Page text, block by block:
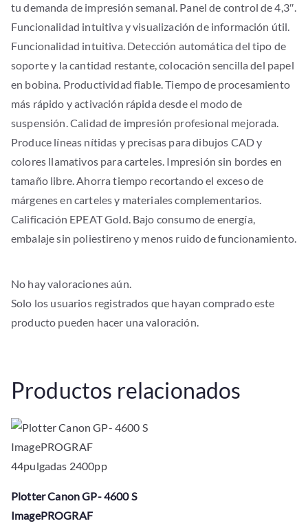
tu demanda de impresión semanal. Panel de control de 4,3″.
Funcionalidad intuitiva y visualización de información útil.
Funcionalidad intuitiva. Detección automática del tipo de
soporte y la cantidad restante, colocación sencilla del papel
en bobina. Productividad fiable. Tiempo de procesamiento
más rápido y activación rápida desde el modo de
suspensión. Calidad de impresión profesional mejorada.
Produce líneas nítidas y precisas para dibujos CAD y
colores llamativos para carteles. Impresión sin bordes en
tamaño libre. Ahorra tiempo recortando el exceso de
márgenes en carteles y materiales complementarios.
Calificación EPEAT Gold. Bajo consumo de energía,
embalaje sin poliestireno y menos ruido de funcionamiento.
No hay valoraciones aún.
Solo los usuarios registrados que hayan comprado este
producto pueden hacer una valoración.
Productos relacionados
Plotter Canon GP- 4600 S
ImagePROGRAF